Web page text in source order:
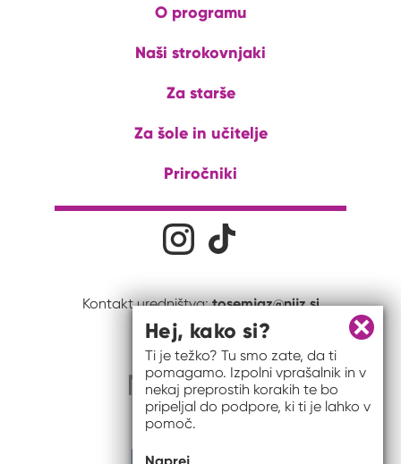
O programu
Naši strokovnjaki
Za starše
Za šole in učitelje
Priročniki
Družabna omrežjaNa naš Instagram profil
Kontakt uredništva:tosemjaz@nijz.si
Zapri
Hej, kako si?
Ti je težko? Tu smo zate, da ti
pomagamo. Izpolni vprašalnik in v
nekaj preprostih korakih te bo
pripeljal do podpore, ki ti je lahko v
pomoč.
Naprej